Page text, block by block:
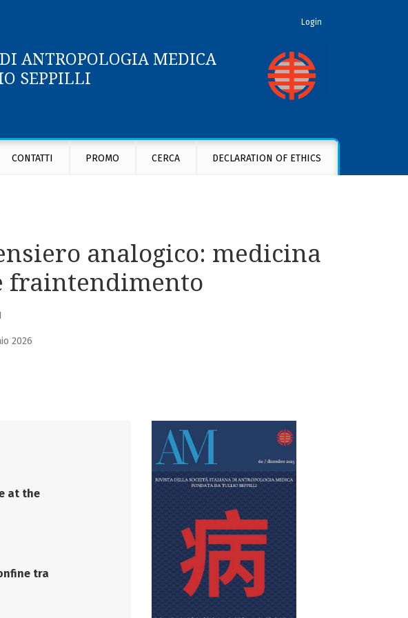
ANTROPOLOGIA MEDICA
SEPPILLI
CONTATTI PROMO CERCA DECLARATION OF ETHICS
Login
analogico: medicina
fraintendimento
2026
at the
tra